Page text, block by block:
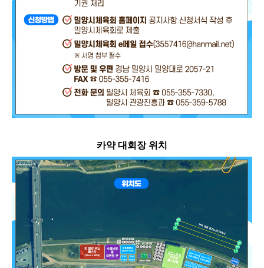
카약 대회장 위치